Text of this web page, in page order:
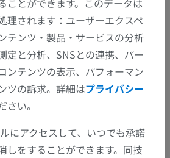
たか？
改善の提案がありましたらどう
。
ことができます。このデータは
理されます：ユーザーエクスペ
テンツ・製品・サービスの分析
定と分析、SNSとの連携、パー
ンテンツの表示、パフォーマン
ツの訴求。詳細はプライバシー
さい。
にアクセスして、いつでも承諾
しをすることができます。同技